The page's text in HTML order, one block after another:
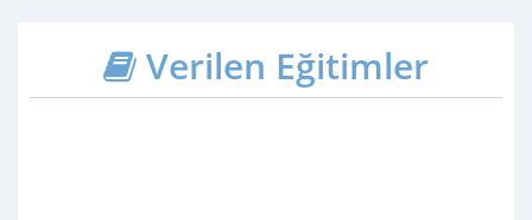
Verilen Eğitimler